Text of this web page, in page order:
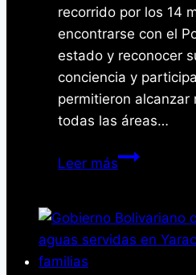
recorrido por los 14
encontrarse con el
estado y reconocer
conciencia y
permitieron alcanzar
todas las áreas…
Leer másGobernador
se
encuentra